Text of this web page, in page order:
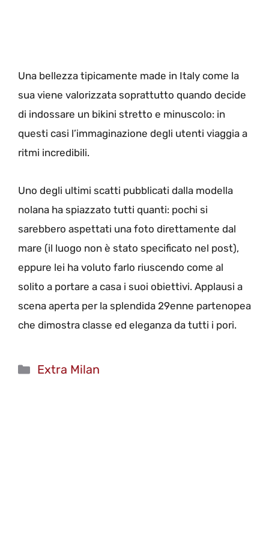
Una bellezza tipicamente made in Italy come la
sua viene valorizzata soprattutto quando decide
di indossare un bikini stretto e minuscolo: in
questi casi l’immaginazione degli utenti viaggia a
ritmi incredibili.
Uno degli ultimi scatti pubblicati dalla modella
nolana ha spiazzato tutti quanti: pochi si
sarebbero aspettati una foto direttamente dal
mare (il luogo non è stato specificato nel post),
eppure lei ha voluto farlo riuscendo come al
solito a portare a casa i suoi obiettivi. Applausi a
scena aperta per la splendida 29enne partenopea
che dimostra classe ed eleganza da tutti i pori.
Categorie
Extra Milan